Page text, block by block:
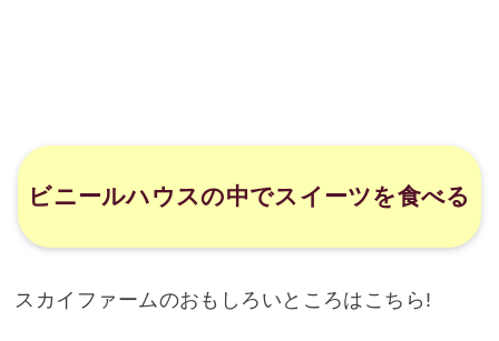
ビニールハウスの中でスイーツを食べる
スカイファームのおもしろいところはこちら!